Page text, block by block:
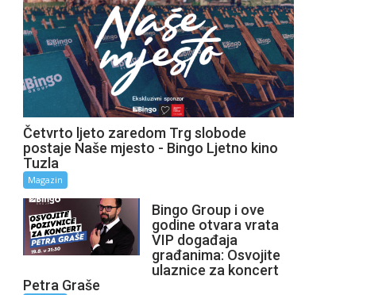
Četvrto ljeto zaredom Trg slobode
postaje Naše mjesto - Bingo Ljetno kino
Tuzla
Magazin
Bingo Group i ove
godine otvara vrata
VIP događaja
građanima: Osvojite
ulaznice za koncert
Petra Graše